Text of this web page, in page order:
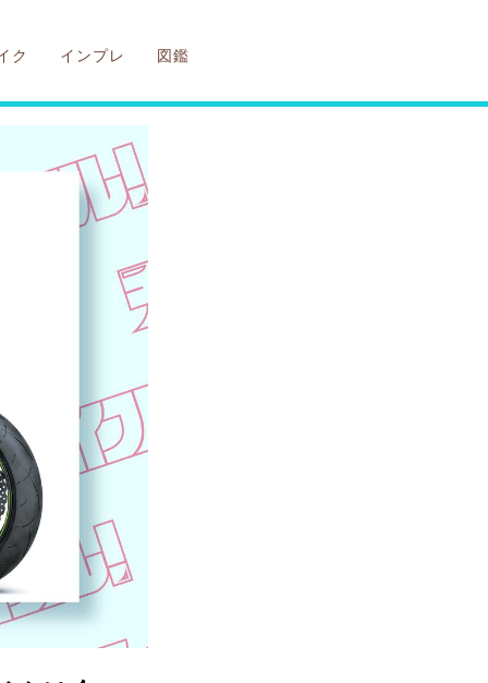
ク インプレ 図鑑